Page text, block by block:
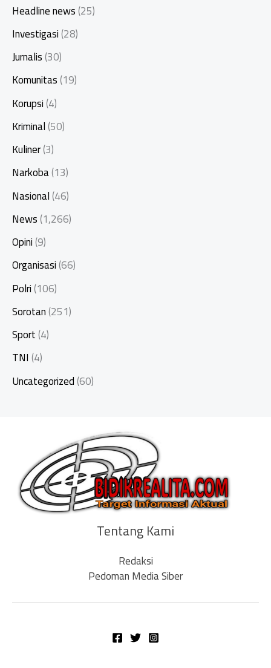
Headline news(25)
Investigasi(28)
Jurnalis(30)
Komunitas(19)
Korupsi(4)
Kriminal(50)
Kuliner(3)
Narkoba(13)
Nasional(46)
News(1,266)
Opini(9)
Organisasi(66)
Polri(106)
Sorotan(251)
Sport(4)
TNI(4)
Uncategorized(60)
Tentang Kami
Redaksi
Pedoman Media Siber